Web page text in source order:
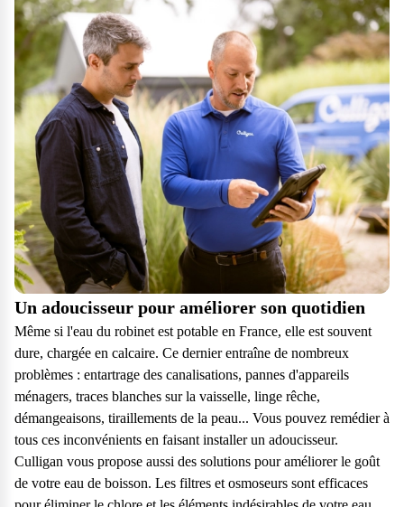
Un adoucisseur pour améliorer son quotidien
Même si l'eau du robinet est potable en France, elle est souvent
dure, chargée en calcaire. Ce dernier entraîne de nombreux
problèmes : entartrage des canalisations, pannes d'appareils
ménagers, traces blanches sur la vaisselle, linge rêche,
démangeaisons, tiraillements de la peau... Vous pouvez remédier à
tous ces inconvénients en faisant installer un adoucisseur.
Culligan vous propose aussi des solutions pour améliorer le goût
de votre eau de boisson. Les filtres et osmoseurs sont efficaces